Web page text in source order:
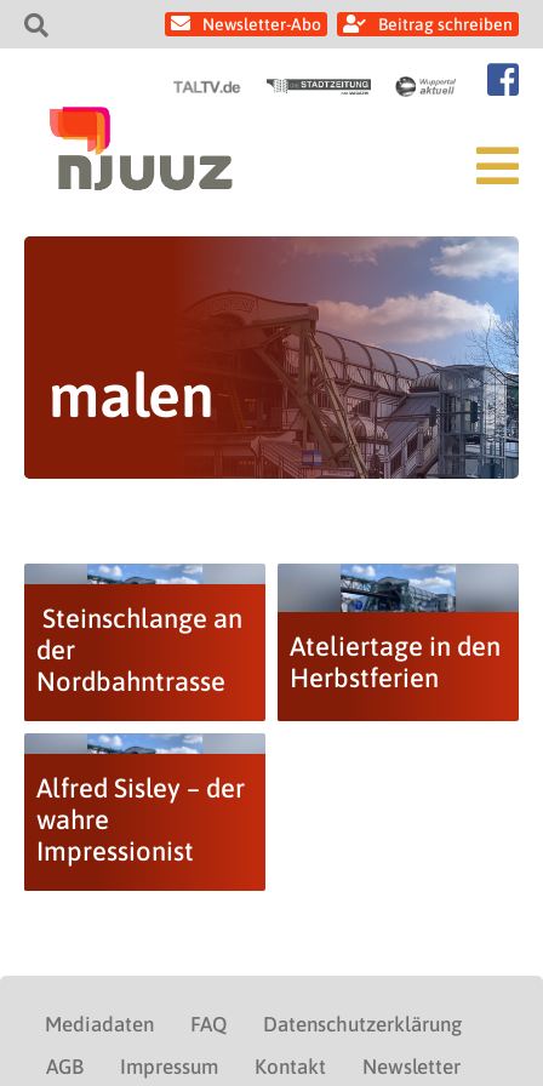
Newsletter-Abo Beitrag schreiben
malen
Steinschlange an
der
Nordbahntrasse
Ateliertage in den
Herbstferien
Alfred Sisley – der
wahre
Impressionist
Mediadaten FAQ
Datenschutzerklärung
AGB
Impressum Kontakt Newsletter